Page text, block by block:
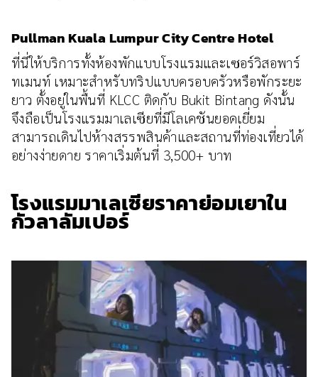
Pullman Kuala Lumpur City Centre Hotel
ที่นี่ให้บริการทั้งห้องพักแบบโรงแรมและเซอร์วิสอพาร์
ทเมนท์ เหมาะสำหรับทริปแบบครอบครัวหรือพักระยะ
ยาว ตั้งอยู่ในพื้นที่ KLCC ติดกับ Bukit Bintang ดังนั้น
จึงถือเป็นโรงแรมมาเลเซียที่มีโลเคชันยอดเยี่ยม
สามารถเดินไปห้างสรรพสินค้าและสถานที่ท่องเที่ยวได้
อย่างง่ายดาย ราคาเริ่มต้นที่ 3,500+ บาท
โรงแรมมาเลเซียราคาย่อมเยาใน
กัวลาลัมเปอร์